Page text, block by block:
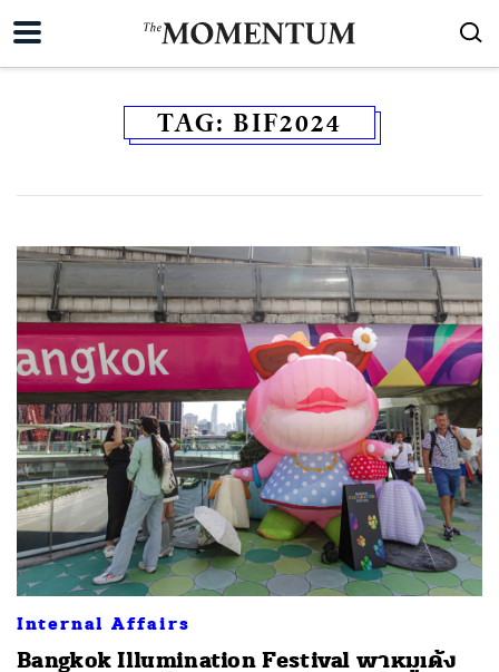
TAG: BIF2024
Internal Affairs
Bangkok Illumination Festival พาหมูเด้ง
ค้นหา
SHARE TWEET LINE EMAIL